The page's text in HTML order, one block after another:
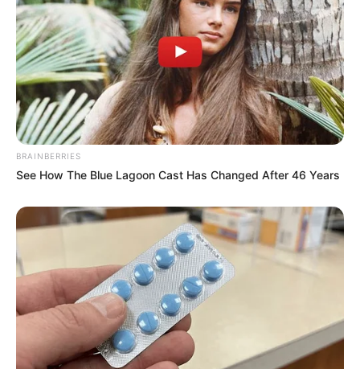
Pronostic PMU du Quinté en 6
BRAINBERRIES
See How The Blue Lagoon Cast Has Changed After 46 Years